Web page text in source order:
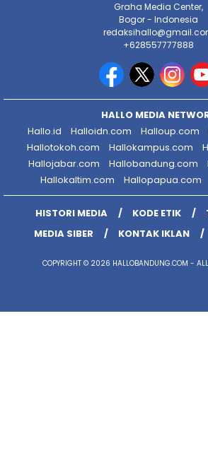
Graha Media Center,
Bogor - Indonesia
+628557777888
HALLO MEDIA
Hallo.id
Halloidn.com Halloup.com
Hallotokoh.com
Hallokampus.com
Hallojabar.com
Hallobandung.com
Hallokaltim.com
Hallopapua.com
HISTORI MEDIA KODE ETIK
MEDIA SIBER
KONTAK IKLAN
COPYRIGHT © 2026 HALLOBANDUNG.COM -